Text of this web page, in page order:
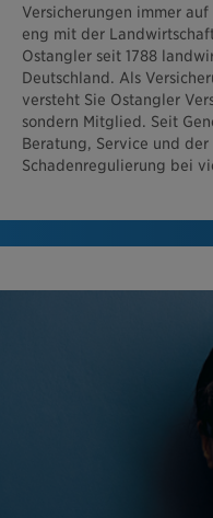
Versicherungen immer
eng mit der
Ostangler seit 1788
Deutschland. Als
versteht Sie Ostangler
sondern Mitglied. Seit
Beratung, Service und
Schadenregulierung bei